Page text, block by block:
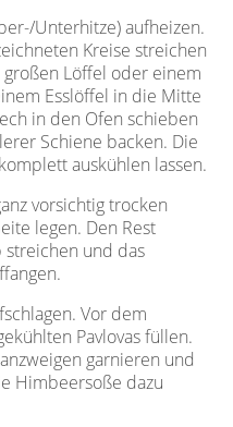
Unterhitze) aufheizen.
Kreise streichen
Löffel oder einem
Esslöffel in die Mitte
in den Ofen schieben
Schiene backen. Die
auskühlen lassen.
vorsichtig trocken
legen. Den Rest
streichen und das
Vor dem
Pavlovas füllen.
garnieren und
Himbeersoße dazu